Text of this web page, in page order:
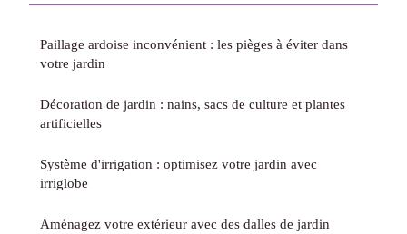
Paillage ardoise inconvénient : les pièges à éviter dans
votre jardin
Décoration de jardin : nains, sacs de culture et plantes
artificielles
Système d'irrigation : optimisez votre jardin avec
irriglobe
Aménagez votre extérieur avec des dalles de jardin